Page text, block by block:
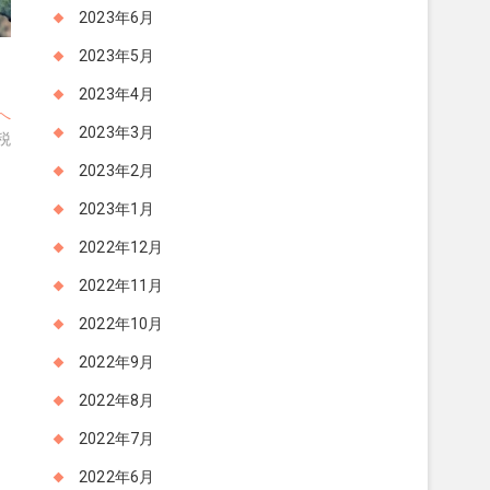
次
2023年6月
2023年5月
2023年4月
2023年3月
2023年2月
2023年1月
2022年12月
2022年11月
2022年10月
2022年9月
2022年8月
2022年7月
2022年6月